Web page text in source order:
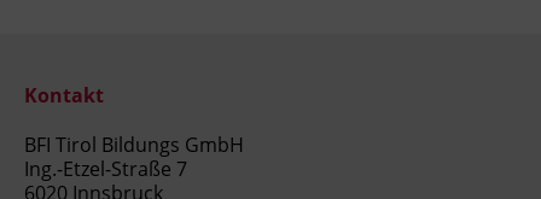
Kontakt
BFI Tirol Bildungs GmbH
Ing.-Etzel-Straße 7
6020 Innsbruck